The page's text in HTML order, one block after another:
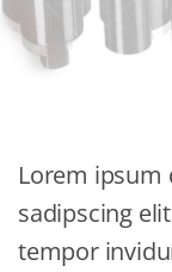
Lorem ipsum
sadipscing
tempor